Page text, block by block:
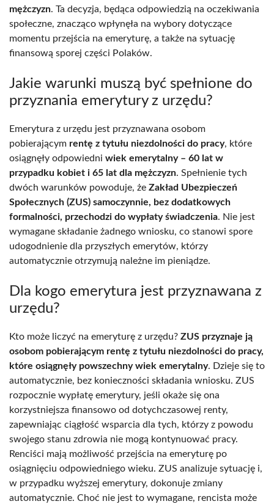
mężczyzn. Ta decyzja, będąca odpowiedzią na oczekiwania
społeczne, znacząco wpłynęła na wybory dotyczące
momentu przejścia na emeryturę, a także na sytuację
finansową sporej części Polaków.
Jakie warunki muszą być spełnione do
przyznania emerytury z urzędu?
Emerytura z urzędu jest przyznawana osobom
pobierającym rentę z tytułu niezdolności do pracy, które
osiągnęły odpowiedni wiek emerytalny – 60 lat w
przypadku kobiet i 65 lat dla mężczyzn. Spełnienie tych
dwóch warunków powoduje, że Zakład Ubezpieczeń
Społecznych (ZUS) samoczynnie, bez dodatkowych
formalności, przechodzi do wypłaty świadczenia. Nie jest
wymagane składanie żadnego wniosku, co stanowi spore
udogodnienie dla przyszłych emerytów, którzy
automatycznie otrzymują należne im pieniądze.
Dla kogo emerytura jest przyznawana z
urzędu?
Kto może liczyć na emeryturę z urzędu? ZUS przyznaje ją
osobom pobierającym rentę z tytułu niezdolności do pracy,
które osiągnęły powszechny wiek emerytalny. Dzieje się to
automatycznie, bez konieczności składania wniosku. ZUS
rozpocznie wypłatę emerytury, jeśli okaże się ona
korzystniejsza finansowo od dotychczasowej renty,
zapewniając ciągłość wsparcia dla tych, którzy z powodu
swojego stanu zdrowia nie mogą kontynuować pracy.
Renciści mają możliwość przejścia na emeryturę po
osiągnięciu odpowiedniego wieku. ZUS analizuje sytuację i,
w przypadku wyższej emerytury, dokonuje zmiany
automatycznie. Choć nie jest to wymagane, rencista może